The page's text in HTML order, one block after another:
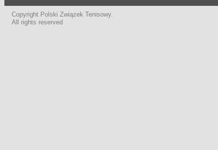
Copyright Polski Związek Tenisowy.
All rights reserved